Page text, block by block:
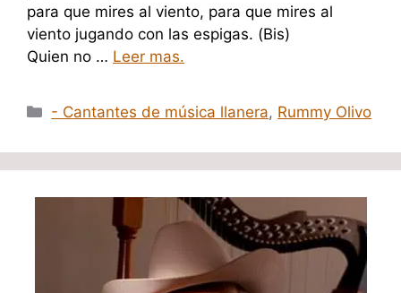
para que mires al viento, para que mires al
viento jugando con las espigas. (Bis)
Quien no … Leer mas.
Categorías
- Cantantes de música llanera, Rummy Olivo